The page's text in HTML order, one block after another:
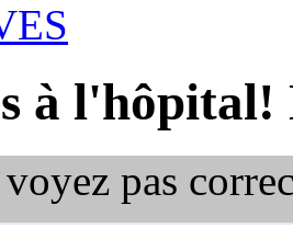
à l'hôpital!
pas